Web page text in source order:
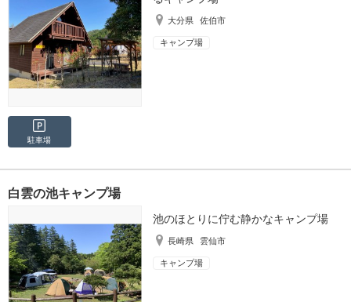
大分県 佐伯市
キャンプ場
駐車場
白雲の池キャンプ場
池のほとりに佇む静かなキャンプ場
長崎県 雲仙市
キャンプ場